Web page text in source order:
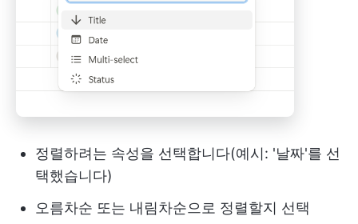
정렬하려는 속성을 선택합니다(예시: '날짜'를 선
택했습니다)
오름차순 또는 내림차순으로 정렬할지 선택